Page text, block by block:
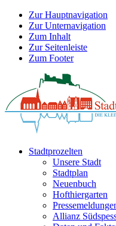
Zur Hauptnavigation
Zur Unternavigation
Zum Inhalt
Zur Seitenleiste
Zum Footer
Stadtprozelten
Unsere Stadt
Stadtplan
Neuenbuch
Hofthiergarten
Allianz